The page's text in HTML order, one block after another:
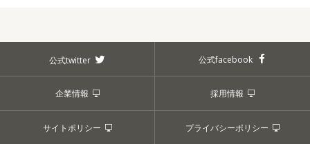
公式twitter 公式facebook
企業情報 採用情報
サイトポリシー プライバシーポリシー